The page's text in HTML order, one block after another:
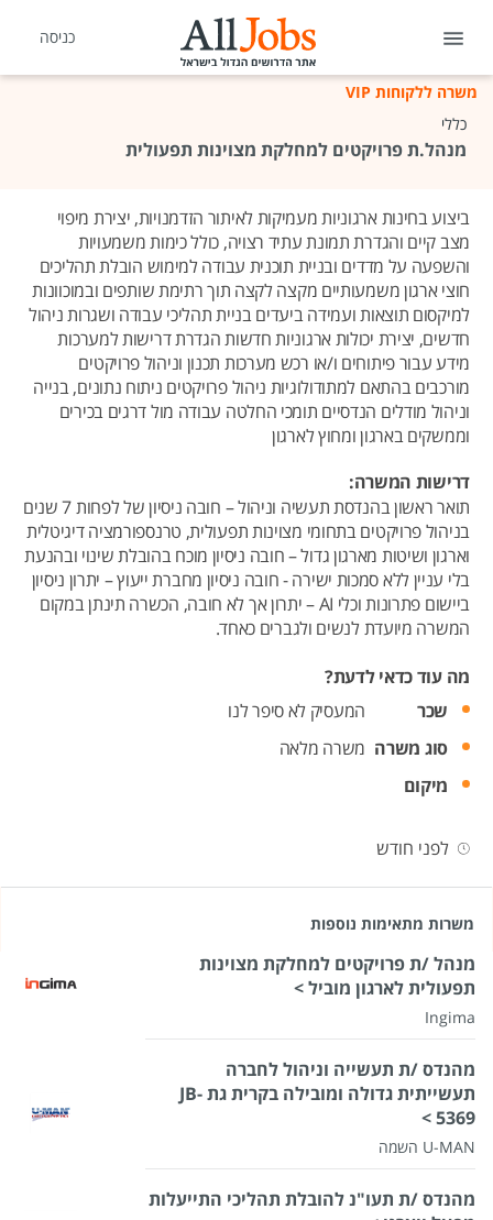
כניסה
משרה ללקוחות VIP
כללי
מנהל.ת פרויקטים למחלקת מצוינות תפעולית
ביצוע בחינות ארגוניות מעמיקות לאיתור הזדמנויות, יצירת מיפוי
מצב קיים והגדרת תמונת עתיד רצויה, כולל כימות משמעויות
והשפעה על מדדים ובניית תוכנית עבודה למימוש הובלת תהליכים
חוצי ארגון משמעותיים מקצה לקצה תוך רתימת שותפים ובמוכוונות
למיקסום תוצאות ועמידה ביעדים בניית תהליכי עבודה ושגרות ניהול
חדשים, יצירת יכולות ארגוניות חדשות הגדרת דרישות למערכות
מידע עבור פיתוחים ו/או רכש מערכות תכנון וניהול פרויקטים
מורכבים בהתאם למתודולוגיות ניהול פרויקטים ניתוח נתונים, בנייה
וניהול מודלים הנדסיים תומכי החלטה עבודה מול דרגים בכירים
וממשקים בארגון ומחוץ לארגון
דרישות המשרה:
תואר ראשון בהנדסת תעשיה וניהול – חובה ניסיון של לפחות 7 שנים
בניהול פרויקטים בתחומי מצוינות תפעולית, טרנספורמציה דיגיטלית
וארגון ושיטות מארגון גדול – חובה ניסיון מוכח בהובלת שינוי ובהנעת
בלי עניין ללא סמכות ישירה - חובה ניסיון מחברת ייעוץ – יתרון ניסיון
ביישום פתרונות וכלי AI – יתרון אך לא חובה, הכשרה תינתן במקום
המשרה מיועדת לנשים ולגברים כאחד.
מה עוד כדאי לדעת?
שכר
המעסיק לא סיפר לנו
סוג משרה משרה מלאה
מיקום
לפני חודש
משרות מתאימות נוספות
מנהל /ת פרויקטים למחלקת מצוינות
תפעולית לארגון מוביל >
Ingima
מהנדס /ת תעשייה וניהול לחברה
תעשייתית גדולה ומובילה בקרית גת JB-
5369 >
U-MAN השמה
מהנדס /ת תעו"נ להובלת תהליכי התייעלות